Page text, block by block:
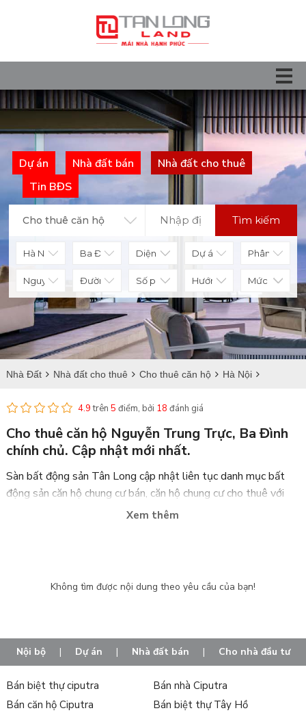
Dự án Nhà đất bán
Nhà đất cho thuê
Tin BĐS
Cho thuê căn hộ Tìm kiếm
Diện tích
Số phòng Hướng nhà Mức giá
Nhà Đất Nhà đất cho thuê Cho thuê căn hộ Hà Nội
Ba Đình Cho thuê căn hộ tại Nguyễn Trung Trực
4.9trên 5 điểm, bởi 18 đánh giá
Cho thuê căn hộ Nguyễn Trung Trực, Ba Đình
chính chủ. Cập nhật mới nhất.
Sàn bất động sản Tân Long cập nhật liên tục danh mục bất
động sản căn hộ chung cư bán, căn hộ chung cư cho thuê với
đầy đủ diện tích, giá cả trên toàn quốc và đặc biệt tại địa bàn
Đình chính là lựa chọn tốt cho quý cư dân khi sinh sống tại đây
Long, chúng tôi đảm bảo nỗ lực giúp đỡ hết mình để mang lại
cho bạn không gian sống hoàn hảo và phù hợp nhất với từng
mong muốn cũng như yêu cầu của khách hàng.
Xem thêm
Không tìm được nội dung theo yêu cầu của bạn!
Nội bộ | Dự án | Nhà đất bán | Cho nhà đầu tư
Bán biệt thự ciputra
Bán nhà Ciputra
Bán căn hộ Ciputra
Bán biệt thự Tây Hồ